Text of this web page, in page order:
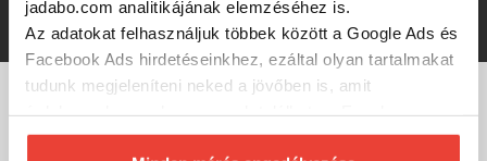
jadabo.com analitikájának elemzéséhez is.
Az adatokat felhasználjuk többek között a Google Ads és
Facebook Ads hirdetéseinkhez, ezáltal olyan tartalmakat
tudunk megjeleníteni neked a jövőben is, amit
biztosításához arra kérünk, hogy engedd meg
384 Ft
MÁRKÁINK